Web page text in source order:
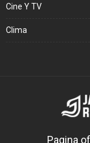
Cine Y TV
Clima
Pagina